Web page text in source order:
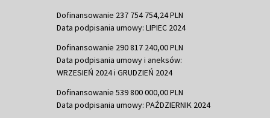
Dofinansowanie 237 754 754,24 PLN
Data podpisania umowy: LIPIEC 2024
Dofinansowanie 290 817 240,00 PLN
Data podpisania umowy i aneksów:
WRZESIEŃ 2024 i GRUDZIEŃ 2024
Dofinansowanie 539 800 000,00 PLN
Data podpisania umowy: PAŹDZIERNIK 2024